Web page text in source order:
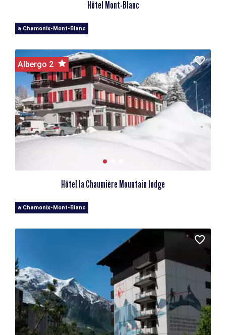
Hôtel Mont-Blanc
a Chamonix-Mont-Blanc
Albergo 2
Hôtel la Chaumière Mountain lodge
a Chamonix-Mont-Blanc